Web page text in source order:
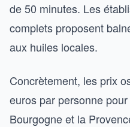
de 50 minutes. Les
complets proposent
aux huiles locales.
Concrètement, les prix
euros par personne
Bourgogne et la